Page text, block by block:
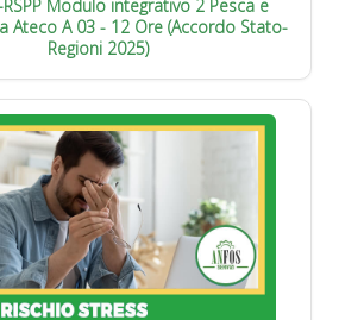
Modulo integrativo 2 Pesca e
Ateco A 03 - 12 Ore (Accordo Stato-
Regioni 2025)